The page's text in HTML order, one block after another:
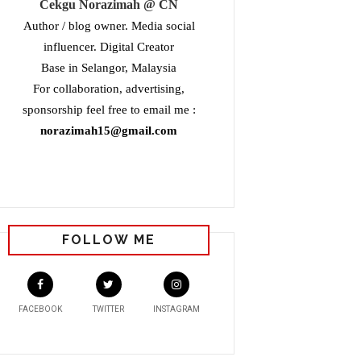
Cekgu Norazimah @ CN
Author / blog owner. Media social
influencer. Digital Creator
Base in Selangor, Malaysia
For collaboration, advertising,
sponsorship feel free to email me :
norazimah15@gmail.com
FOLLOW ME
FACEBOOK TWITTER INSTAGRAM